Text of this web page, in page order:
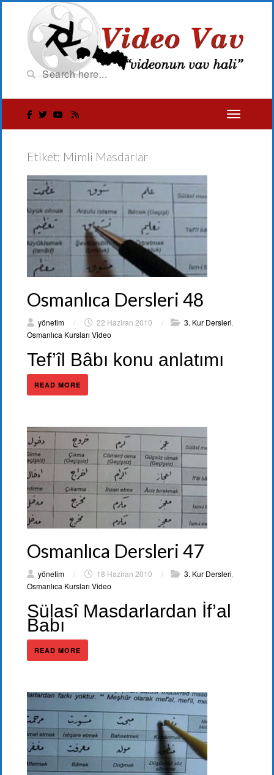
Etiket: Mimli Masdarlar
Osmanlıca Dersleri 48
yönetim / 22 Haziran 2010 / 3. Kur Dersleri
Osmanlıca Kursları Video
Tef’îl Bâbı konu anlatımı
READ MORE
Osmanlıca Dersleri 47
yönetim / 18 Haziran 2010 / 3. Kur Dersleri
Osmanlıca Kursları Video
Sülasî Masdarlardan İf’al
Babı
READ MORE